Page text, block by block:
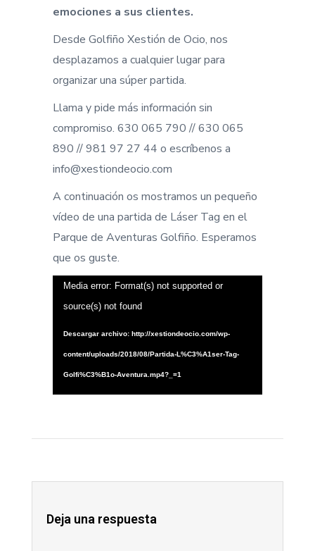
emociones a sus clientes.
Desde Golfiño Xestión de Ocio, nos
desplazamos a cualquier lugar para
organizar una súper partida.
Llama y pide más información sin
compromiso. 630 065 790 // 630 065
890 // 981 97 27 44 o escríbenos a
info@xestiondeocio.com
A continuación os mostramos un pequeño
vídeo de una partida de Láser Tag en el
Parque de Aventuras Golfiño. Esperamos
que os guste.
Media error: Format(s) not supported or
source(s) not found
Descargar archivo: http://xestiondeocio.com/wp-
content/uploads/2018/08/Partida-L%C3%A1ser-Tag-
Golfi%C3%B1o-Aventura.mp4?_=1
Deja una respuesta